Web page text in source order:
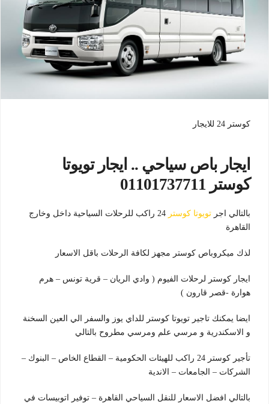
كوستر 24 للايجار
ايجار باص سياحي .. ايجار تويوتا
كوستر 01101737711
بالتالي اجر تويوتا كوستر
24 راكب للرحلات السياحية داخل وخارج
القاهرة
لذك ميكروباص كوستر مجهز لكافة الرحلات باقل الاسعار
ايجار كوستر لرحلات الفيوم ( وادي الريان – قرية تونس – هرم
هوارة -قصر قارون )
ايضا يمكنك تاجير تويوتا كوستر للداي يوز والسفر الي العين السخنة
و الاسكندرية و مرسي علم ومرسي مطروح بالتالي
تأجير كوستر 24 راكب للهيئات الحكومية – القطاع الخاص – البنوك –
الشركات – الجامعات – الاندية
بالتالي افضل الاسعار للنقل السياحي القاهرة – توفير اتوبيسات في